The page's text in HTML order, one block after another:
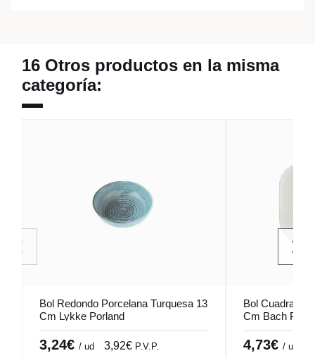
16 Otros productos en la misma
categoría:
Bol Redondo Porcelana Turquesa 13
Cm Lykke Porland
3,24€ / ud 3,92€ P.V.P.
Bol Cuadrado
Cm Bach
4,73€ / ud